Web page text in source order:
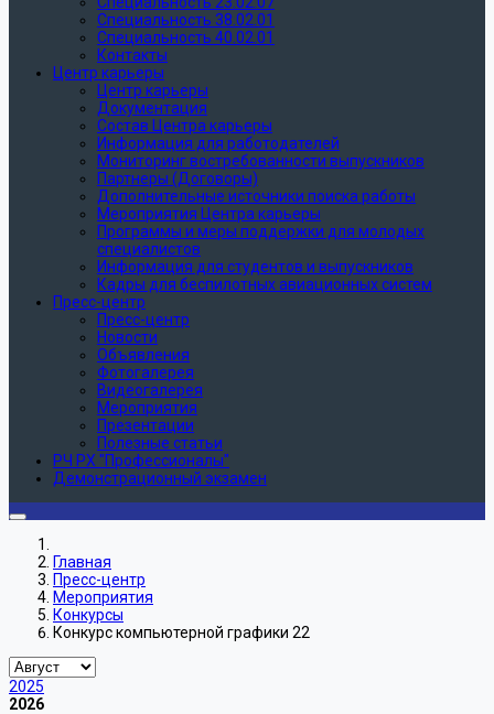
Специальность 38.02.01
Специальность 40.02.01
Контакты
Центр карьеры
Центр карьеры
Документация
Состав Центра карьеры
Информация для работодателей
Мониторинг востребованности выпускников
Партнеры (Договоры)
Дополнительные источники поиска работы
Мероприятия Центра карьеры
Программы и меры поддержки для молодых
специалистов
Информация для студентов и выпускников
Кадры для беспилотных авиационных систем
Пресс-центр
Пресс-центр
Новости
Объявления
Фотогалерея
Видеогалерея
Мероприятия
Презентации
Полезные статьи
РЧ РХ "Профессионалы"
Демонстрационный экзамен
Главная
Пресс-центр
Мероприятия
Конкурсы
Конкурс компьютерной графики 22
2025
2026